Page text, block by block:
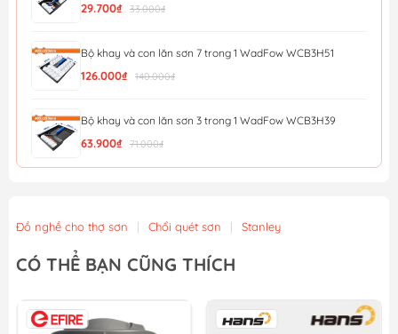
29.700₫ 33.000₫
Bộ khay và con lăn sơn 7 trong 1 WadFow WCB3H51
126.000₫ 140.000₫
Bộ khay và con lăn sơn 3 trong 1 WadFow WCB3H39
63.900₫ 71.000₫
Bộ khay và con lăn sơn 7 trong 1 WadFow WCB3H71
44.100₫
Bánh Bông Lăn Sơn 4'' Bộ 10 Cái Stanley 5-29-078
Đồ nghề cho thợ sơn | Chổi quét sơn | Stanley
CÓ THỂ BẠN CŨNG THÍCH